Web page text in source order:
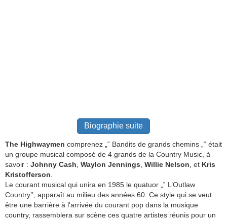
Biographie suite
The Highwaymen comprenez „‟ Bandits de grands chemins „‟ était
un groupe musical composé de 4 grands de la Country Music, à
savoir : Johnny Cash Waylon Jennings Willie Nelson , et Kris
Kristofferson
Le courant musical qui unira en 1985 le quatuor „‟ L’Outlaw
Country’’, apparaît au milieu des années 60. Ce style qui se veut
être une barrière à l'arrivée du courant pop dans la musique
country, rassemblera sur scène ces quatre artistes réunis pour un